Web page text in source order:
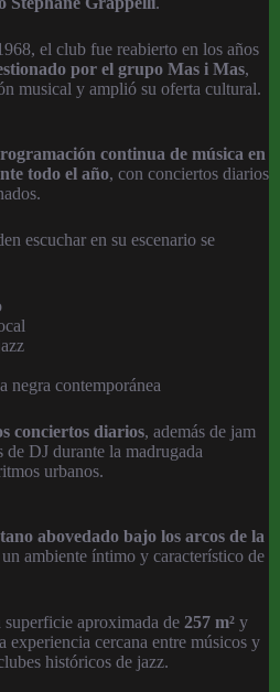
el club fue reabierto en los años
por el grupo Mas i Mas,
musical y amplió su oferta cultural.
continua de música en
todo el año, con conciertos diarios
escuchar en su escenario se
contemporánea
conciertos diarios, además de jam
de DJ durante la madrugada
urbanos.
abovedado bajo los arcos de la
ambiente íntimo y característico de
aproximada de 257 m² y
experiencia cercana entre músicos y
históricos de jazz.